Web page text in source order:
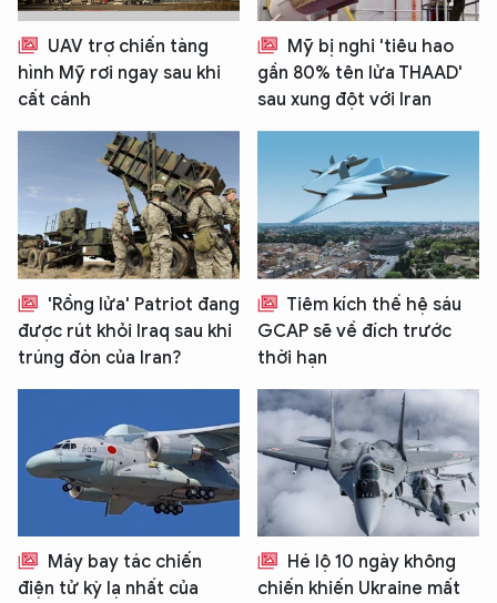
UAV trợ chiến tàng
hình Mỹ rơi ngay sau khi
cất cánh
Mỹ bị nghi 'tiêu hao
gần 80% tên lửa THAAD'
sau xung đột với Iran
'Rồng lửa' Patriot đang
được rút khỏi Iraq sau khi
trúng đòn của Iran?
Tiêm kích thế hệ sáu
GCAP sẽ về đích trước
thời hạn
Máy bay tác chiến
điện tử kỳ lạ nhất của
Hé lộ 10 ngày không
chiến khiến Ukraine mất